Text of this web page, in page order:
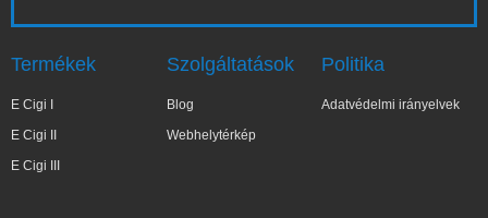
Termékek
E Cigi I
E Cigi II
E Cigi III
Szolgáltatások
Blog
Webhelytérkép
Politika
Adatvédelmi irányelvek